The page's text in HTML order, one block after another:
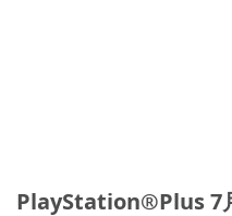
PlayStation®Plus 7